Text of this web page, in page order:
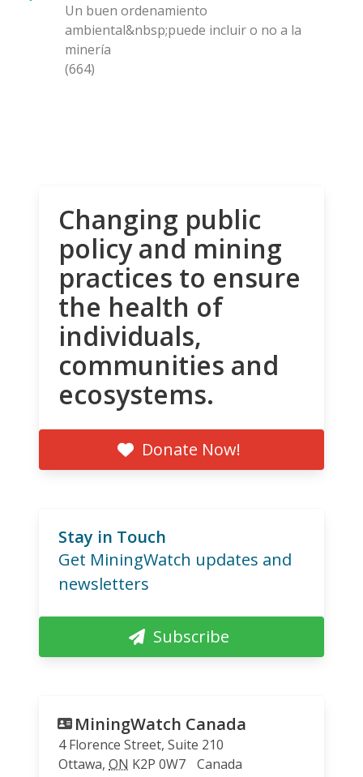
Un buen ordenamiento
ambiental&nbsp;puede incluir o no a la
minería
(664)
Changing public
policy and mining
practices to ensure
the health of
individuals,
communities and
ecosystems.
Donate Now!
Stay in Touch
Get MiningWatch updates and
newsletters
Subscribe
MiningWatch Canada
4 Florence Street, Suite 210
Ottawa, ON K2P 0W7
Canada